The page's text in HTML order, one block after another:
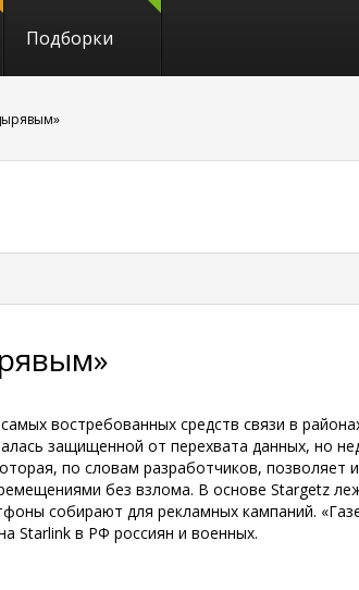
Подборки
востребованных средств связи в
защищенной от перехвата данных, но
по словам разработчиков, позволяет
без взлома. В основе Stargetz
собирают для рекламных кампаний.
Starlink в РФ россиян и военных.